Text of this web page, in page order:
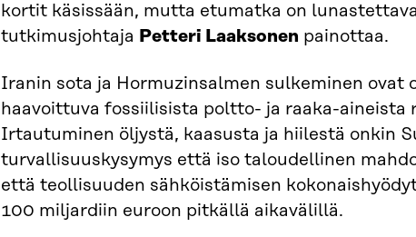
kortit käsissään, mutta etumatka on
tutkimusjohtaja Petteri Laaksonen painottaa.
Iranin sota ja Hormuzinsalmen sulkeminen ovat
haavoittuva fossiilisista poltto- ja raaka-aineista
Irtautuminen öljystä, kaasusta ja hiilestä onkin
turvallisuuskysymys että iso taloudellinen
että teollisuuden sähköistämisen
100 miljardiin euroon pitkällä aikavälillä.